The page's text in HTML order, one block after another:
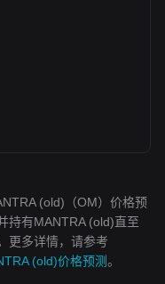
(old)（OM）价格预
持有MANTRA (old)直至
更多详情，请参考
(old)价格预测。